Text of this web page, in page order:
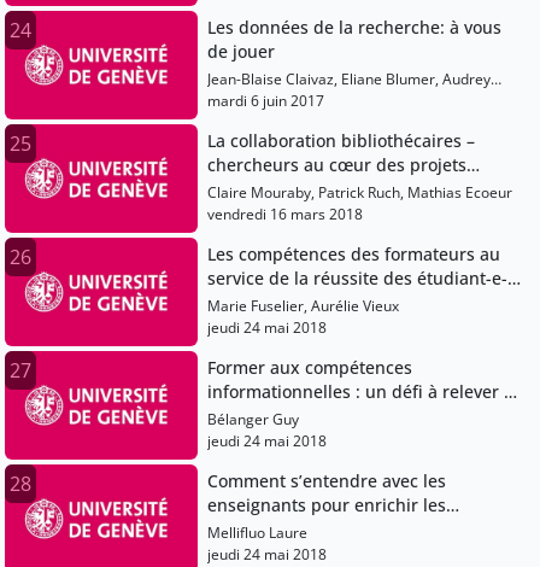
24
Les données de la recherche: à vous
de jouer
Jean-Blaise Claivaz, Eliane Blumer, Audrey
Bellier, Ana Sesartic
mardi 6 juin 2017
25
La collaboration bibliothécaires –
chercheurs au cœur des projets
d’humanités numériques
Claire Mouraby, Patrick Ruch, Mathias Ecoeur
vendredi 16 mars 2018
26
Les compétences des formateurs au
service de la réussite des étudiant-e-s:
introduction
Marie Fuselier, Aurélie Vieux
jeudi 24 mai 2018
27
Former aux compétences
informationnelles : un défi à relever en
équipe !
Bélanger Guy
jeudi 24 mai 2018
28
Comment s’entendre avec les
enseignants pour enrichir les
formations aux compétences
informationnelles ?
Mellifluo Laure
jeudi 24 mai 2018